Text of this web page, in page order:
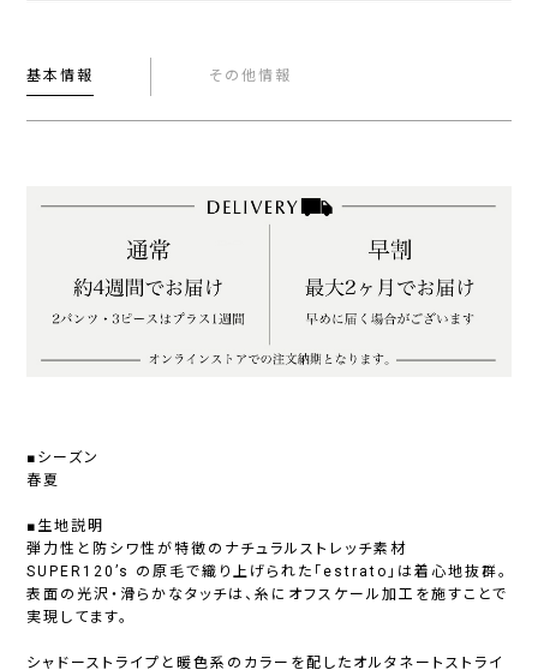
基本情報 その他情報
■シーズン
春夏
■生地説明
弾力性と防シワ性が特徴のナチュラルストレッチ素材
SUPER120’s の原毛で織り上げられた「estrato」は着心地抜群。
表面の光沢・滑らかなタッチは、糸にオフスケール加工を施すことで
実現してます。
シャドーストライプと暖色系のカラーを配したオルタネートストライ